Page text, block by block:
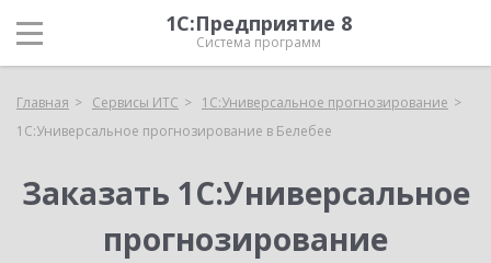
1С:Предприятие 8
Система программ
Главная Сервисы ИТС
1С:Универсальное прогнозирование
1С:Универсальное прогнозирование в Белебее
Заказать 1С:Универсальное
прогнозирование